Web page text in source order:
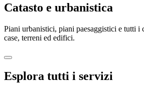
Catasto e urbanistica
Piani urbanistici, piani paesaggistici e tutti
case, terreni ed edifici.
Esplora tutti i servizi